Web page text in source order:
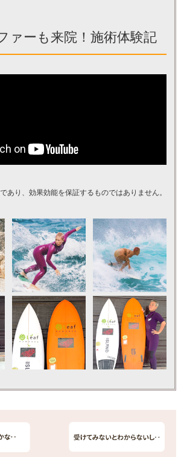
ァーも来院！施術体験記
あり、効果効能を保証するものではありません。